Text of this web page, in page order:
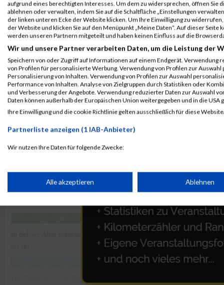
zur Zeitmessung
Sarah Korn
aufgrund eines berechtigten Interesses. Um dem zu widersprechen, öffnen Sie
ablehnen oder verwalten, indem Sie auf die Schaltfläche „Einstellungen
der linken unteren Ecke der Website klicken. Um Ihre Einwilligung zu
der Website und klicken Sie auf den Menüpunkt „Meine Daten“. Auf dieser
werden unseren Partnern mitgeteilt und haben keinen Einfluss auf die
Wir und unsere Partner verarbeiten Daten, um die Leistung der
Speichern von oder Zugriff auf Informationen auf einem Endgerät. Verwendung
von Profilen für personalisierte Werbung. Verwendung von Profilen zur
Personalisierung von Inhalten. Verwendung von Profilen zur Auswahl
Performance von Inhalten. Analyse von Zielgruppen durch Statistiken oder
und Verbesserung der Angebote. Verwendung reduzierter Daten zur Auswahl
Daten können außerhalb der Europäischen Union weitergegeben und in die USA
Ihre Einwilligung und die cookie Richtlinie gelten ausschließlich für diese
Partnerliste anzeigen (1 IAB-Anbieter)
Wir nutzen Ihre Daten für folgende Zwecke:
Speichern von oder Zugriff auf Informationen auf einem
Verwendung reduzierter Daten zur Auswahl von
Erstellung von Profilen für personalisierte Werbung
Alle akzeptieren Ablehnen